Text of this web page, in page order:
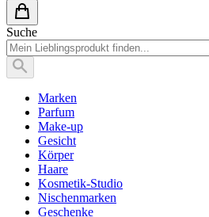
Suche
Marken
Parfum
Make-up
Gesicht
Körper
Haare
Kosmetik-Studio
Nischenmarken
Geschenke